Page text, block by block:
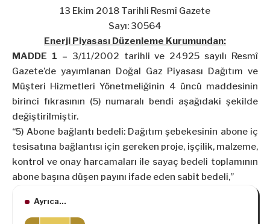
13 Ekim 2018 Tarihli Resmî Gazete
Sayı: 30564
Enerji Piyasası Düzenleme Kurumundan:
MADDE 1 – 3/11/2002 tarihli ve 24925 sayılı Resmî
Gazete’de yayımlanan Doğal Gaz Piyasası Dağıtım ve
Müşteri Hizmetleri Yönetmeliğinin 4 üncü maddesinin
birinci fıkrasının (5) numaralı bendi aşağıdaki şekilde
değiştirilmiştir.
“5) Abone bağlantı bedeli: Dağıtım şebekesinin abone iç
tesisatına bağlantısı için gereken proje, işçilik, malzeme,
kontrol ve onay harcamaları ile sayaç bedeli toplamının
abone başına düşen payını ifade eden sabit bedeli,”
Ayrıca...